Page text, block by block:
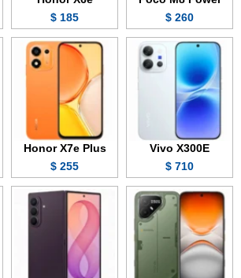
260 $
185 $
Vivo X300E
710 $
Honor X7e Plus
255 $